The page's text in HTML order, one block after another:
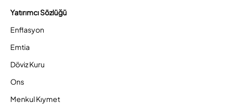
Yatırımcı Sözlüğü
Enflasyon
Emtia
Döviz Kuru
Ons
Menkul Kıymet